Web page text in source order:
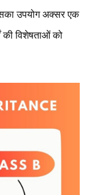
उपयोग अक्सर एक
की विशेषताओं को